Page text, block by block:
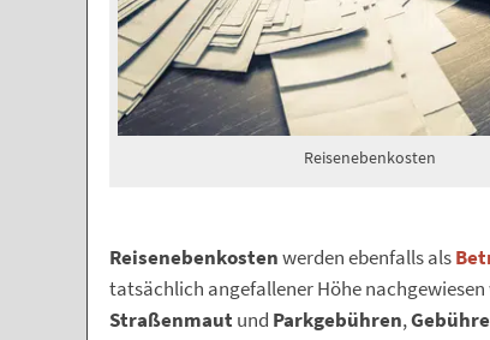
Reisenebenkosten
Reisenebenkostenwerden ebenfalls als
tatsächlich angefallener Höhe
Straßenmaut und Parkgebühren,